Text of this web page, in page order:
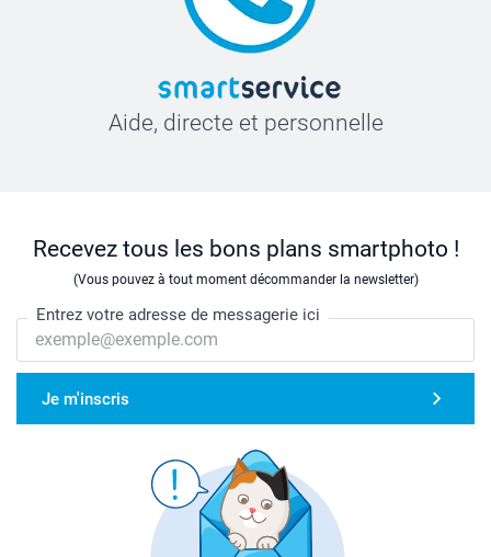
Aide, directe et personnelle
Recevez tous les bons plans smartphoto !
(Vous pouvez à tout moment décommander la newsletter)
Entrez votre adresse de messagerie ici
Je m'inscris